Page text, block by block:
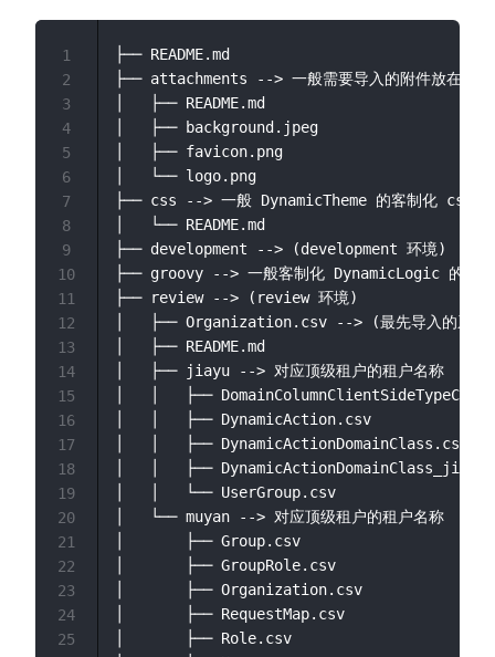
├── README.md
├── attachments --> 一般需要导入的附件放在该
│   ├── README.md
│   ├── background.jpeg
│   ├── favicon.png
│   └── logo.png
├── css --> 一般 DynamicTheme 的客制化 css 文
│   └── README.md
├── development --> (development 环境)
├── groovy --> 一般客制化 DynamicLogic 的源代
├── review --> (review 环境)
│   ├── Organization.csv --> (最先导入的系统
│   ├── README.md
│   ├── jiayu --> 对应顶级租户的租户名称
│   │   ├──
│   │   ├── DynamicAction.csv
│   │   ├── DynamicActionDomainClass.csv
│   │   ├──
│   │   └── UserGroup.csv
│   └── muyan --> 对应顶级租户的租户名称
│       ├── Group.csv
│       ├── GroupRole.csv
│       ├── Organization.csv
│       ├── RequestMap.csv
│       ├── Role.csv
1
2
3
4
5
6
7
8
9
10
11
12
13
14
15
16
17
18
19
20
21
22
23
24
25